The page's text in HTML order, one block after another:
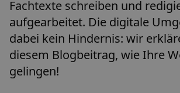
Fachtexte schreiben und
aufgearbeitet. Die digitale
dabei kein Hindernis: wir
diesem Blogbeitrag, wie Ihre
gelingen!